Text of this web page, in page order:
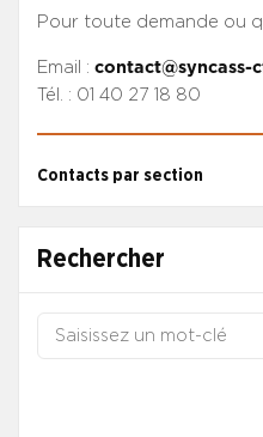
Pour toute demande ou
Email : contact@syncass-
Tél. : 01 40 27 18 80
Contacts par section
Rechercher